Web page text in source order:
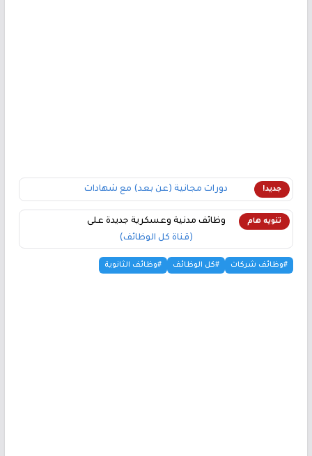
جديد! دورات مجانية (عن بعد) مع شهادات
تنويه هام
وظائف مدنية وعسكرية جديدة على
(قناة كل الوظائف)
#وظائف شركات #كل الوظائف #وظائف الثانوية